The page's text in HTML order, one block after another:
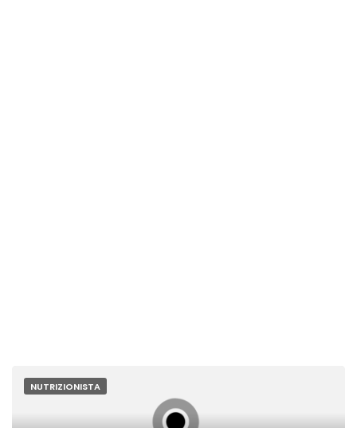
NUTRIZIONISTA